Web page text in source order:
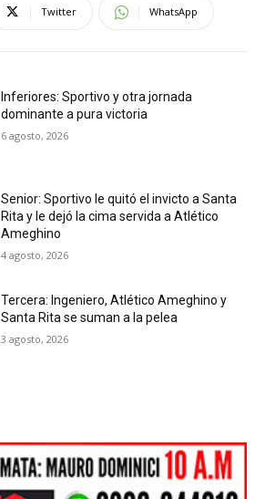
Twitter WhatsApp
Inferiores: Sportivo y otra jornada
dominante a pura victoria
6 agosto, 2026
Senior: Sportivo le quitó el invicto a Santa
Rita y le dejó la cima servida a Atlético
Ameghino
4 agosto, 2026
Tercera: Ingeniero, Atlético Ameghino y
Santa Rita se suman a la pelea
3 agosto, 2026